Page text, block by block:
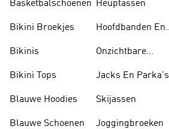
Basketbalschoenen
Bikini Broekjes
Bikinis
Bikini Tops
Blauwe Hoodies
Blauwe Schoenen
Heuptassen
Hoofdbanden En
Onzichtbare
Jacks En Parka's
Skijassen
Joggingbroeken